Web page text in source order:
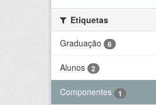
Etiquetas
Graduação
6
Alunos 2
Componentes 1